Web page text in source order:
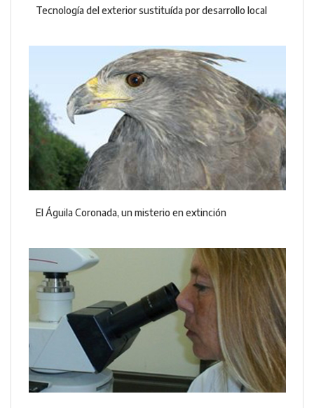
Tecnología del exterior sustituída por desarrollo local
El Águila Coronada, un misterio en extinción